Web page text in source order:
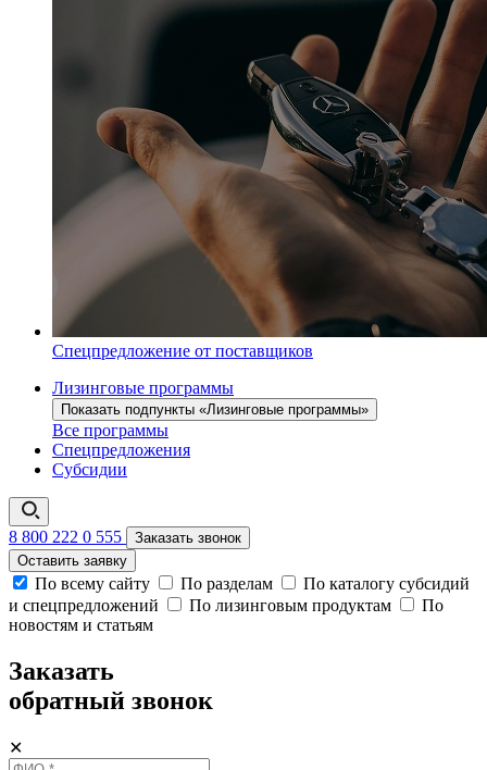
Спецпредложение от поставщиков
Лизинговые программы
Показать подпункты «Лизинговые программы»
Все программы
Спецпредложения
Субсидии
8 800 222 0 555
Заказать звонок
Оставить заявку
По всему сайту По разделам
По каталогу субсидий
и спецпредложений
По лизинговым продуктам
По
новостям и статьям
Заказать
обратный звонок
✕